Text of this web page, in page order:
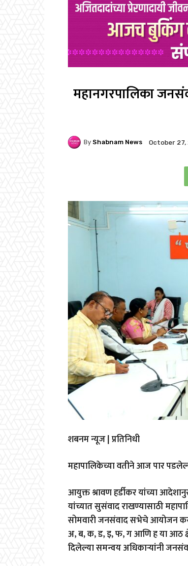
महानगरपालिका
By Shabnam News October 27,
शबनम न्यूज | प्रतिनिधी
महापालिकेच्या वतीने आज पार
आयुक्त श्रावण हर्डीकर यांच्या
यांच्यात सुसंवाद राखण्यासाठी
सोमवारी जनसंवाद सभेचे आयोजन
अ,ब,क,ड,इ,फ,ग आणि ह या आठ
दिलेल्या समन्वय अधिकाऱ्यांनी